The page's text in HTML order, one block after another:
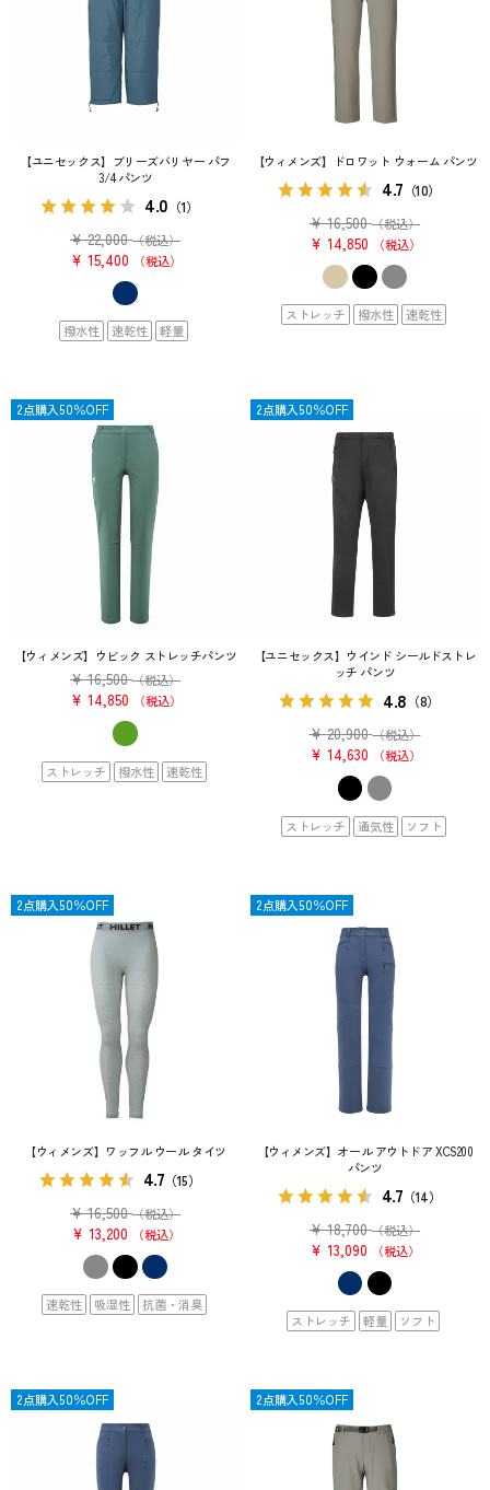
【ユニセックス】ブリーズバリヤー パフ
3/4 パンツ
4.0 （1）
¥ 22,000 （税込）
¥ 15,400 税込
撥水性 速乾性 軽量
【ウィメンズ】ドロワット ウォーム パンツ
4.7 （10）
¥ 16,500 （税込）
¥ 14,850 税込
ストレッチ 撥水性 速乾性
【ウィメンズ】ウビック ストレッチパンツ
¥ 16,500 （税込）
¥ 14,850 税込
OUTLET
ストレッチ 撥水性 速乾性
2点購入50％OFF
【ユニセックス】ウインド シールドストレ
ッチ パンツ
4.8 （8）
¥ 20,900 （税込）
¥ 14,630 税込
OUTLET
ストレッチ 通気性 ソフト
2点購入50％OFF
【ウィメンズ】ワッフル ウール タイツ
4.7 （15）
¥ 16,500 （税込）
¥ 13,200 税込
OUTLET
速乾性 吸湿性 抗菌・消臭
2点購入50％OFF
【ウィメンズ】オール アウトドア XCS200
パンツ
4.7 （14）
¥ 18,700 （税込）
¥ 13,090 税込
OUTLET
ストレッチ 軽量 ソフト
2点購入50％OFF
OUTLET
2点購入50％OFF OUTLET
2点購入50％OFF